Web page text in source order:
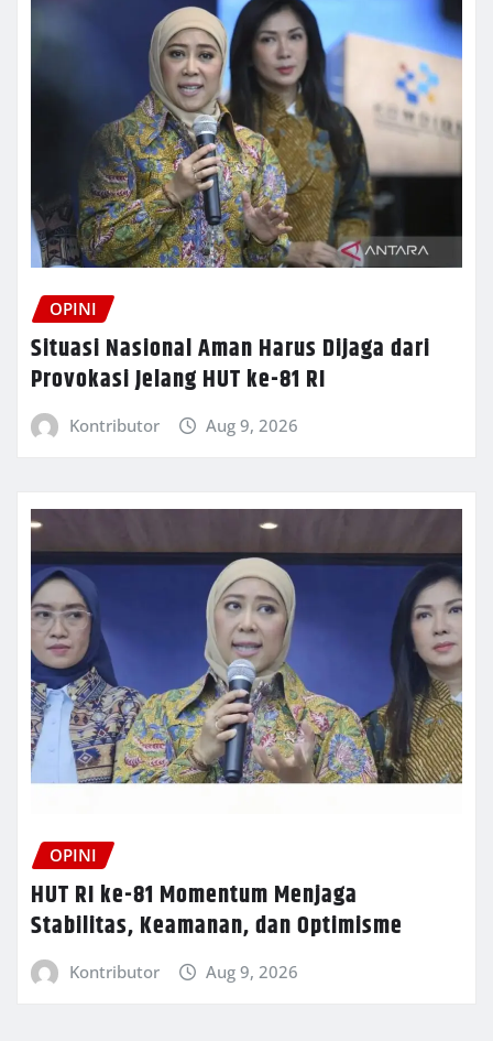
OPINI
Situasi Nasional Aman Harus Dijaga dari
Provokasi Jelang HUT ke-81 RI
Kontributor Aug 9, 2026
OPINI
HUT RI ke-81 Momentum Menjaga
Stabilitas, Keamanan, dan Optimisme
Kontributor Aug 9, 2026